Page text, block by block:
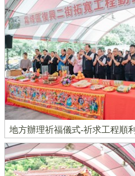
地方辦理祈福儀式-祈求工程順利